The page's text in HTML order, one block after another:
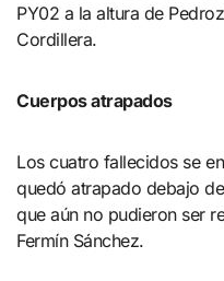
PY02 a la altura de
Cordillera.
Cuerpos atrapados
Los cuatro fallecidos se
quedó atrapado debajo
que aún no pudieron ser
Fermín Sánchez.